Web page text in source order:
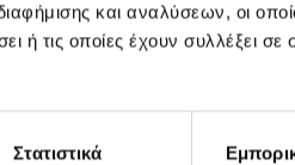
και αναλύσεων, οι
ή τις οποίες έχουν συλλέξει σε
Στατιστικά
ΙΑΣΩ: